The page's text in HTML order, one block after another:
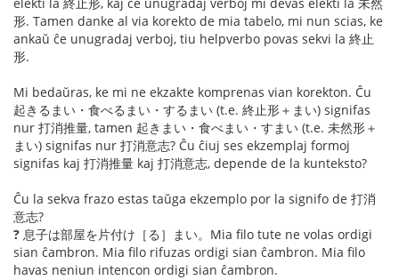
形. Tamen danke al via korekto de mia tabelo, mi nun scias, ke
ankaŭ ĉe unugradaj verboj, tiu helpverbo povas sekvi la 終止
形.
Mi bedaŭras, ke mi ne ekzakte komprenas vian korekton. Ĉu
起きるまい・食べるまい・するまい (t.e. 終止形＋まい) signifas
nur 打消推量, tamen 起きまい・食べまい・すまい (t.e. 未然形＋
まい) signifas nur 打消意志? Ĉu ĉiuj ses ekzemplaj formoj
signifas kaj 打消推量 kaj 打消意志, depende de la kunteksto?
Ĉu la sekva frazo estas taŭga ekzemplo por la signifo de 打消
意志?
? 息子は部屋を片付け［る］まい。Mia filo tute ne volas ordigi
sian ĉambron. Mia filo rifuzas ordigi sian ĉambron. Mia filo
havas neniun intencon ordigi sian ĉambron.